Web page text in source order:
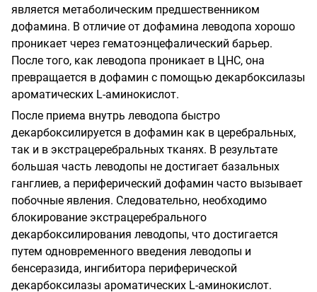
является метаболическим предшественником
дофамина. В отличие от дофамина леводопа хорошо
проникает через гематоэнцефалический барьер.
После того, как леводопа проникает в ЦНС, она
превращается в дофамин с помощью декарбоксилазы
ароматических L-аминокислот.
После приема внутрь леводопа быстро
декарбоксилируется в дофамин как в церебральных,
так и в экстрацеребральных тканях. В результате
большая часть леводопы не достигает базальных
ганглиев, а периферический дофамин часто вызывает
побочные явления. Следовательно, необходимо
блокирование экстрацеребрального
декарбоксилирования леводопы, что достигается
путем одновременного введения леводопы и
бенсеразида, ингибитора периферической
декарбоксилазы ароматических L-аминокислот.